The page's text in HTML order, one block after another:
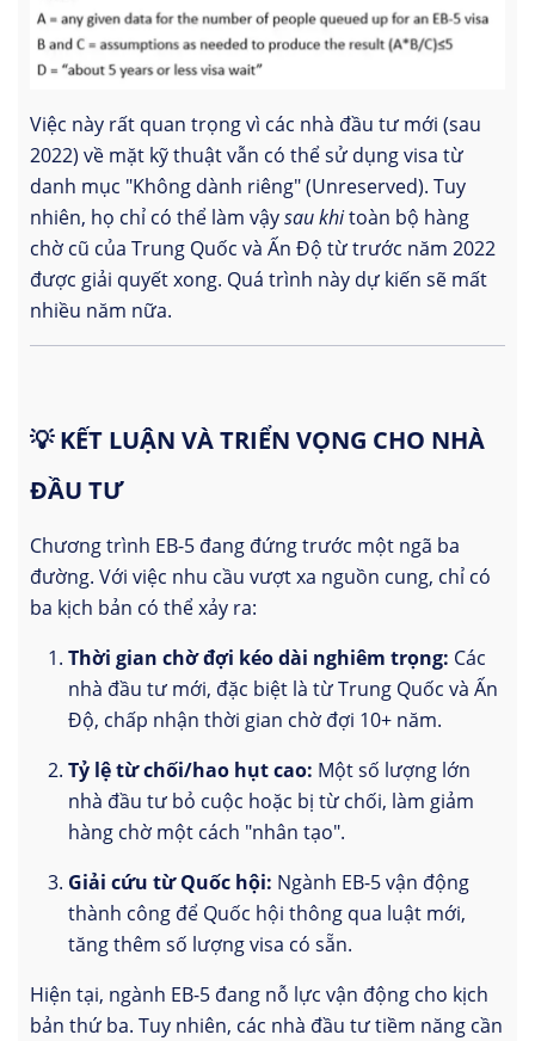
Việc này rất quan trọng vì các nhà đầu tư mới (sau
2022) về mặt kỹ thuật vẫn có thể sử dụng visa từ
danh mục "Không dành riêng" (Unreserved). Tuy
nhiên, họ chỉ có thể làm vậysau khitoàn bộ hàng
chờ cũ của Trung Quốc và Ấn Độ từ trước năm 2022
được giải quyết xong. Quá trình này dự kiến sẽ mất
nhiều năm nữa.
💡 KẾT LUẬN VÀ TRIỂN VỌNG CHO NHÀ
ĐẦU TƯ
Chương trình EB-5 đang đứng trước một ngã ba
đường. Với việc nhu cầu vượt xa nguồn cung, chỉ có
ba kịch bản có thể xảy ra:
Thời gian chờ đợi kéo dài nghiêm trọng: Các
nhà đầu tư mới, đặc biệt là từ Trung Quốc và Ấn
Độ, chấp nhận thời gian chờ đợi 10+ năm.
Tỷ lệ từ chối/hao hụt cao: Một số lượng lớn
nhà đầu tư bỏ cuộc hoặc bị từ chối, làm giảm
hàng chờ một cách "nhân tạo".
Giải cứu từ Quốc hội: Ngành EB-5 vận động
thành công để Quốc hội thông qua luật mới,
tăng thêm số lượng visa có sẵn.
Hiện tại, ngành EB-5 đang nỗ lực vận động cho kịch
bản thứ ba. Tuy nhiên, các nhà đầu tư tiềm năng cần